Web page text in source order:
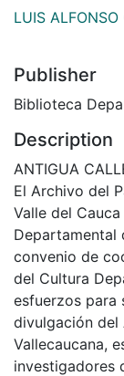
LUIS ALFONSO
Publisher
Biblioteca
Description
ANTIGUA
El Archivo del
Valle del
Departamental
convenio de
del Cultura
esfuerzos para
divulgación del
Vallecaucana,
investigadores